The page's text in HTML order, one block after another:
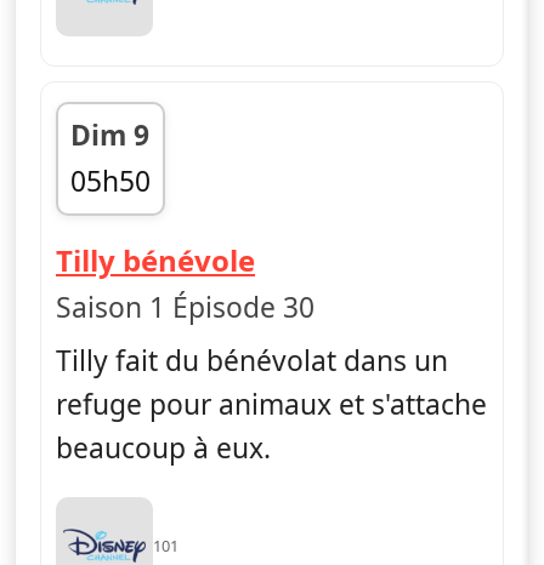
Dim 9
05h50
fin 06h00
Tilly bénévole— Les Green à Big
Saison 1 Épisode 30
Tilly fait du bénévolat dans un
refuge pour animaux et s'attache
beaucoup à eux.
101